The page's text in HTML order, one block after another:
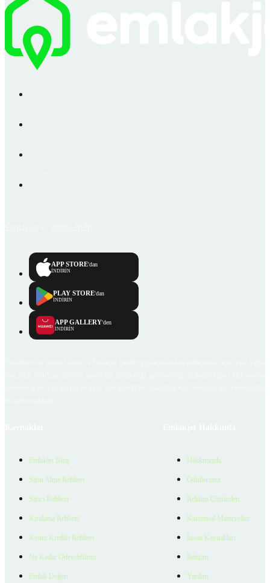
APP STORE'dan
İNDİRİN
PLAY STORE'dan
İNDİRİN
APP GALLERY'den
İNDİRİN
Emlakjet Blog
Satın Alma Rehberi
Satıcı Rehberi
Kiralama Rehberi
Konut Kredisi Rehberi
Ne Kadar Ödeyebilirim
Emlak Değeri
Hakkımızda
Ödüllerimiz
Reklam Çözümleri
Kurumsal Materyaller
İnsan Kaynakları
İletişim
Yardım